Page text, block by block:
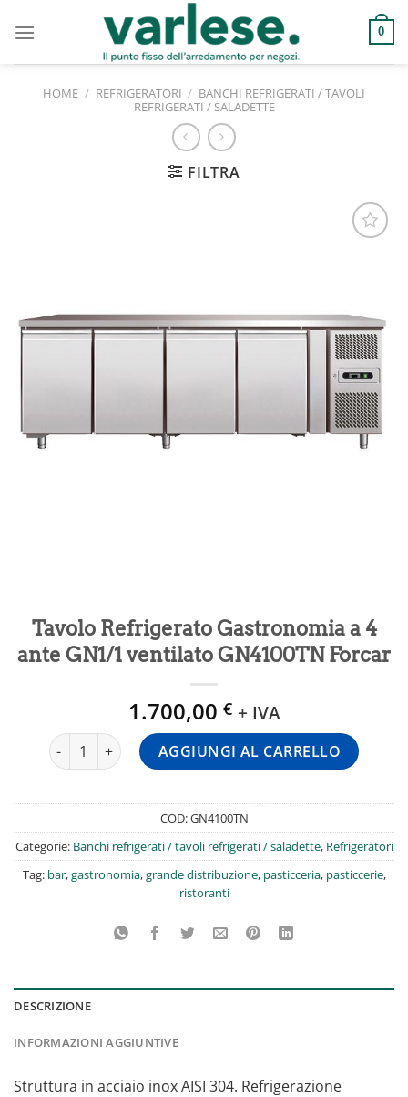
0
HOME / REFRIGERATORI / BANCHI REFRIGERATI / TAVOLI
REFRIGERATI / SALADETTE
FILTRA
dei
desideri
Tavolo Refrigerato Gastronomia a 4
ante GN1/1 ventilato GN4100TN Forcar
1.700,00 € + IVA
Tavolo Refrigerato Gastronomia a 4 ante GN1/1 ventilato
AGGIUNGI AL CARRELLO
COD:GN4100TN
Categorie: Banchi refrigerati / tavoli refrigerati / saladette, Refrigeratori
Tag: bar,gastronomia,grande distribuzione, pasticceria, pasticcerie,
ristoranti
DESCRIZIONE
INFORMAZIONI AGGIUNTIVE
Struttura in acciaio inox AISI 304. Refrigerazione